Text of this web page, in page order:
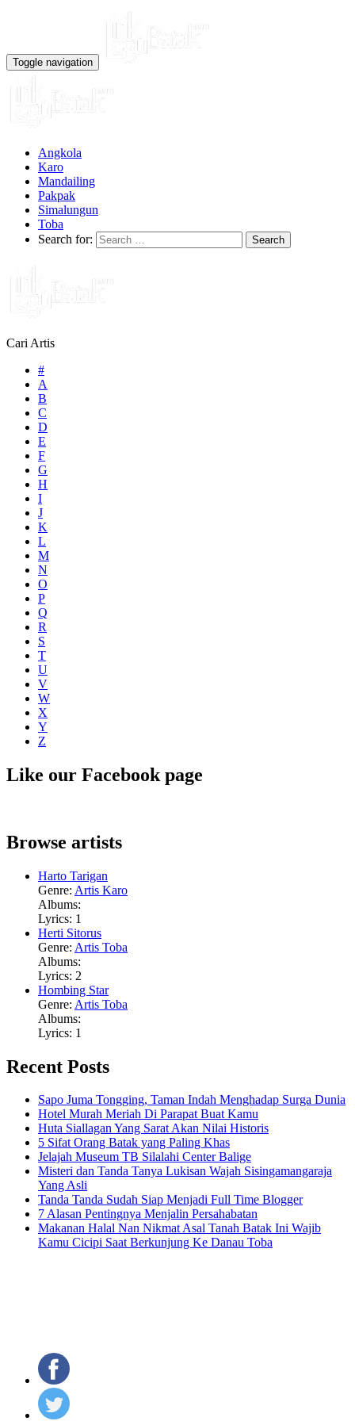
Toggle navigation
Angkola
Karo
Mandailing
Pakpak
Simalungun
Toba
Search for:
Cari Artis
#
A
B
C
D
E
F
G
H
I
J
K
L
M
N
O
P
Q
R
S
T
U
V
W
X
Y
Z
Like our Facebook page
Browse artists
Harto Tarigan
Genre: Artis Karo
Albums:
Lyrics: 1
Herti Sitorus
Genre: Artis Toba
Albums:
Lyrics: 2
Hombing Star
Genre: Artis Toba
Albums:
Lyrics: 1
Recent Posts
Sapo Juma Tongging, Taman Indah Menghadap Surga Dunia
Hotel Murah Meriah Di Parapat Buat Kamu
Huta Siallagan Yang Sarat Akan Nilai Historis
5 Sifat Orang Batak yang Paling Khas
Jelajah Museum TB Silalahi Center Balige
Misteri dan Tanda Tanya Lukisan Wajah Sisingamangaraja
Yang Asli
Tanda Tanda Sudah Siap Menjadi Full Time Blogger
7 Alasan Pentingnya Menjalin Persahabatan
Makanan Halal Nan Nikmat Asal Tanah Batak Ini Wajib
Kamu Cicipi Saat Berkunjung Ke Danau Toba